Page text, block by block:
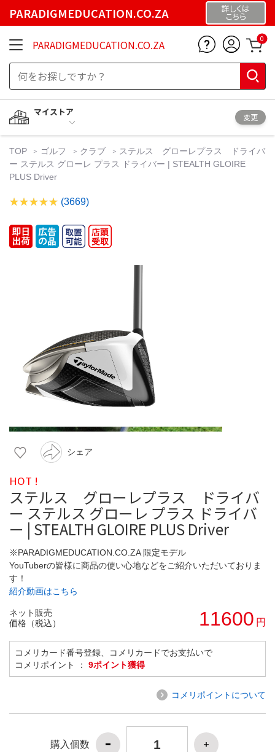
PARADIGMEDUCATION.CO.ZA 詳しくは
こちら
PARADIGMEDUCATION.CO.ZA 0
マイストア
変更
TOP ゴルフ クラブ
ステルス グローレプラス ドライバ
ー ステルス グローレ プラス ドライバー | STEALTH GLOIRE
PLUS Driver
(3669)
シェア
HOT !
ステルス グローレプラス ドライバ
ー ステルス グローレ プラス ドライバ
ー | STEALTH GLOIRE PLUS Driver
※PARADIGMEDUCATION.CO.ZA 限定モデル
YouTuberの皆様に商品の使い心地などをご紹介いただいておりま
す！
紹介動画はこちら
ネット販売
価格（税込）
11600 円
コメリカード番号登録、コメリカードでお支払いで
コメリポイント ： 9ポイント獲得
コメリポイントについて
購入個数